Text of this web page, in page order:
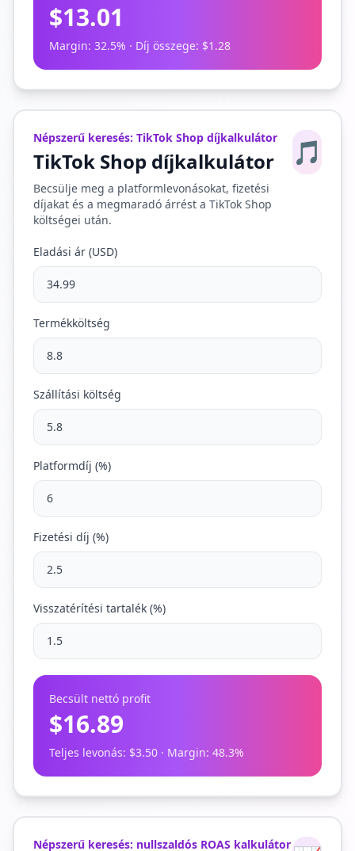
$13.01
Margin: 32.5% · Díj összege: $1.28
Népszerű keresés: TikTok Shop díjkalkulátor
TikTok Shop díjkalkulátor
Becsülje meg a platformlevonásokat, fizetési
díjakat és a megmaradó árrést a TikTok Shop
költségei után.
🎵
Eladási ár (USD)
Termékköltség
Szállítási költség
Platformdíj (%)
Fizetési díj (%)
Visszatérítési tartalék (%)
Becsült nettó profit
$16.89
Teljes levonás: $3.50 · Margin: 48.3%
Népszerű keresés: nullszaldós ROAS kalkulátor